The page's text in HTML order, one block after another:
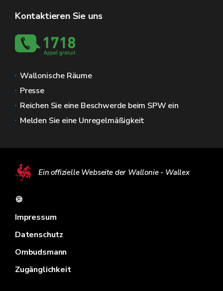
Kontaktieren Sie uns
Wallonische Räume
Presse
Reichen Sie eine Beschwerde beim SPW ein
Melden Sie eine Unregelmäßigkeit
Ein offizielle Webseite der Wallonie - Wallex
🍪
Impressum
Datenschutz
Ombudsmann
Zugänglichkeit